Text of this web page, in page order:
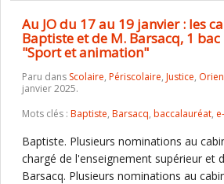
Au JO du 17 au 19 janvier : les
Baptiste et de M. Barsacq, 1 bac
"Sport et animation"
Paru dans Scolaire, Périscolaire, Justice,
janvier 2025.
Mots clés : Baptiste, Barsacq, baccalauréat,
Baptiste. Plusieurs nominations au
chargé de l'enseignement supérieur et
Barsacq. Plusieurs nominations au